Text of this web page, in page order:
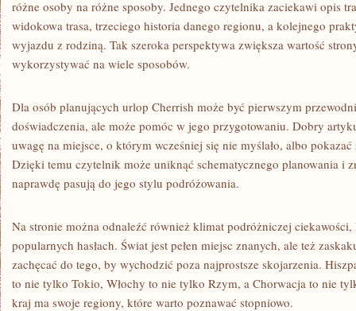
różne osoby na różne sposoby. Jednego czytelnika zaciekawi opis
widokowa trasa, trzeciego historia danego regionu, a kolejnego
wyjazdu z rodziną. Tak szeroka perspektywa zwiększa wartość
wykorzystywać na wiele sposobów.
Dla osób planujących urlop Cherrish może być pierwszym
doświadczenia, ale może pomóc w jego przygotowaniu. Dobry
uwagę na miejsce, o którym wcześniej się nie myślało, albo
Dzięki temu czytelnik może uniknąć schematycznego planowania i
naprawdę pasują do jego stylu podróżowania.
Na stronie można odnaleźć również klimat podróżniczej
popularnych hasłach. Świat jest pełen miejsc znanych, ale też
zachęcać do tego, by wychodzić poza najprostsze skojarzenia.
to nie tylko Tokio, Włochy to nie tylko Rzym, a Chorwacja to nie
kraj ma swoje regiony, które warto poznawać stopniowo.